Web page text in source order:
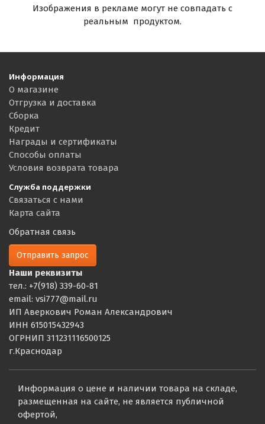
Изображения в рекламе могут не совпадать с
реальным продуктом.
Информация
О магазине
Отгрузка и доставка
Сборка
Кредит
Награды и сертификаты
Способы оплаты
Условия возврата товара
Служба поддержки
Связаться с нами
Карта сайта
Обратная связь
Отправить запрос
Наши реквизиты
тел.: +7(918) 339-60-81
email: vsi777@mail.ru
ИП Аверкович Роман Александрович
ИНН 615015432943
ОГРНИП 311231116500125
г.Краснодар
Информация о цене и наличии товара на складе,
размещенная на сайте, не является публичной
офертой,